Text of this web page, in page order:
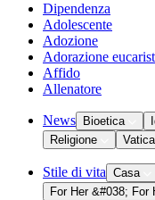
Dipendenza
Adolescente
Adozione
Adorazione
Affido
Allenatore
News Bioetica
Religione
Stile di vita Casa
For Her &#038; For